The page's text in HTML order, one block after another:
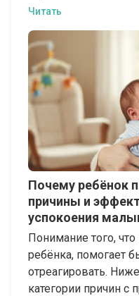
Читать
Почему ребёнок
причины и
успокоения
Понимание того,
ребёнка, помогает
отреагировать.
категории причин с